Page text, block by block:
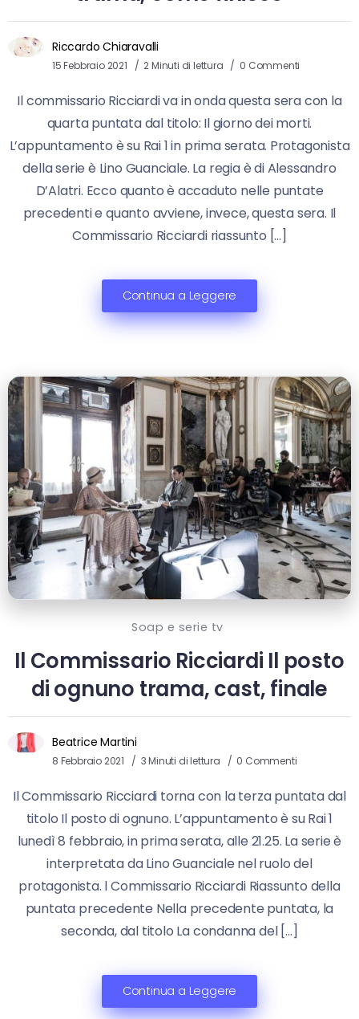
Riccardo Chiaravalli
15 Febbraio 2021 2 Minuti di lettura 0 Commenti
Il commissario Ricciardi va in onda questa sera con la
quarta puntata dal titolo: Il giorno dei morti.
L’appuntamento è su Rai 1 in prima serata. Protagonista
della serie è Lino Guanciale. La regia è di Alessandro
D’Alatri. Ecco quanto è accaduto nelle puntate
precedenti e quanto avviene, invece, questa sera. Il
Commissario Ricciardi riassunto […]
Continua a Leggere
Soap e serie tv
Il Commissario Ricciardi Il posto
di ognuno trama, cast, finale
Beatrice Martini
8 Febbraio 2021 3 Minuti di lettura 0 Commenti
Il Commissario Ricciardi torna con la terza puntata dal
titolo Il posto di ognuno. L’appuntamento è su Rai 1
lunedì 8 febbraio, in prima serata, alle 21.25. La serie è
interpretata da Lino Guanciale nel ruolo del
protagonista. l Commissario Ricciardi Riassunto della
puntata precedente Nella precedente puntata, la
seconda, dal titolo La condanna del […]
Continua a Leggere